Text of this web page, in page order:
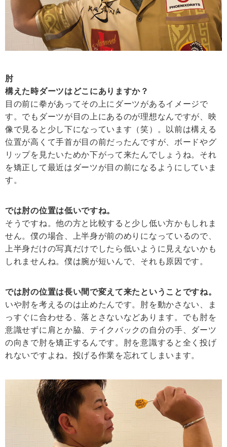
肘
構えた時ダーツはどこにありますか？
目の前に拳があってその上にダーツがあるイメージで
す。でもダーツが目の上にあるのが理想なんですが、映
像で見ると少し下になっています（笑）。以前は構える
位置が高くて手首が目の前だったんですが、ボードやグ
リップを見たいためか下がって来たんでしょうね。それ
を矯正して最近はダーツが目の前になるようにしていま
す。
では肘の位置は低いですね。
そうですね。他の方と比較すると少し低い方かもしれま
せん。僕の場合、上半身が前のめりになっているので、
上半身だけの写真だけでしたら低いように見えないかも
しれませんね。僕は腕が短いんで、それも原因です。
では肘の位置は長い間で変えて来たということですね。
いや肘を考えるのは止めたんです。肘を動かさない、ま
っすぐに合わせる、落とさないなどあります。でも肘を
意識せずに肩とか脇、テイクバックの自分の手、ダーツ
の向きで肘を矯正するんです。肘を意識すると全く投げ
れないですよね。投げる作業を忘れてしまいます。